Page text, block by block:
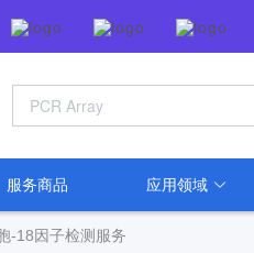
服务商品 应用领域
-18因子检测服务